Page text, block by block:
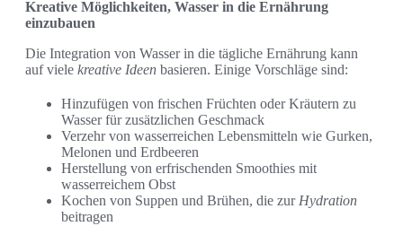
Kreative Möglichkeiten, Wasser in die Ernährung
einzubauen
Die Integration von Wasser in die tägliche Ernährung kann
auf viele kreative Ideen basieren. Einige Vorschläge sind:
Hinzufügen von frischen Früchten oder Kräutern zu
Wasser für zusätzlichen Geschmack
Verzehr von wasserreichen Lebensmitteln wie Gurken,
Melonen und Erdbeeren
Herstellung von erfrischenden Smoothies mit
wasserreichem Obst
Kochen von Suppen und Brühen, die zur Hydration
beitragen